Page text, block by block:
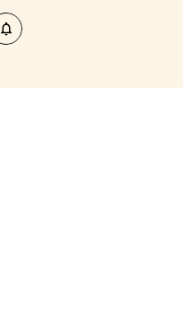
notifications_none_outlined